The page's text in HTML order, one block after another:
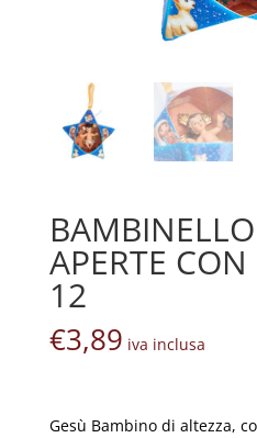
APERTE
12
€3,89 iva inclusa
Gesù Bambino di altezza,